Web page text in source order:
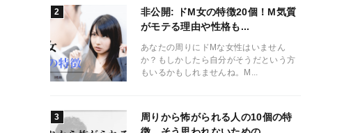
非公開: ドM女の特徴20個！M気質
がモテる理由や性格も...
あなたの周りにドMな女性はいません
か？もしかしたら自分がそうだという方
もいるかもしれませんね。M...
周りから怖がられる人の10個の特